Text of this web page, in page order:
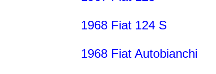
1968 Fiat 124 S
1968 Fiat Autobianchi